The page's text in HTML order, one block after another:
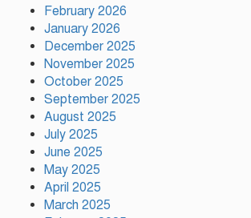
February 2026
January 2026
December 2025
November 2025
October 2025
September 2025
August 2025
July 2025
June 2025
May 2025
April 2025
March 2025